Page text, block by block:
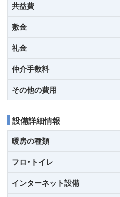
共益費
敷金
礼金
仲介手数料
その他の費用
設備詳細情報
暖房の種類
フロ・トイレ
インターネット設備